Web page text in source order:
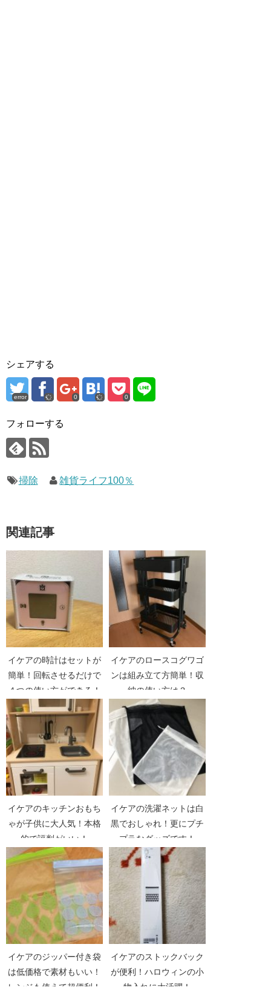
シェアする
error 0 0
フォローする
掃除 雑貨ライフ100％
関連記事
イケアの時計はセットが
簡単！回転させるだけで
４つの使い方ができる！
イケアのロースコグワゴ
ンは組み立て方簡単！収
納の使い方は？
イケアのキッチンおもち
ゃが子供に大人気！本格
的で評判がいい！
イケアの洗濯ネットは白
黒でおしゃれ！更にプチ
プラなグッズです！
イケアのジッパー付き袋
は低価格で素材もいい！
レンジも使えて超便利！
イケアのストックバック
が便利！ハロウィンの小
物入れに大活躍！